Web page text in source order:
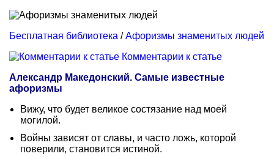
Бесплатная библиотека /Афоризмы знаменитых людей
Комментарии к статье
Александр Македонский. Самые известные
афоризмы
Вижу, что будет великое состязание над моей
могилой.
Войны зависят от славы, и часто ложь, которой
поверили, становится истиной.